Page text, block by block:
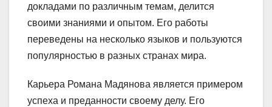
докладами по различным темам, делится
своими знаниями и опытом. Его работы
переведены на несколько языков и пользуются
популярностью в разных странах мира.
Карьера Романа Мадянова является примером
успеха и преданности своему делу. Его